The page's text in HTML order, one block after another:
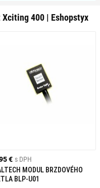
Xciting 400 | Eshopstyx
€ s DPH
MODUL BRZDOVÉHO
BLP-U01